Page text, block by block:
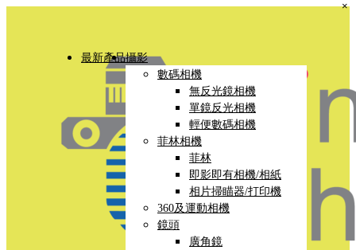
最新產品攝影
數碼相機
無反光鏡相機
單鏡反光相機
輕便數碼相機
菲林相機
菲林
即影即有相機/相紙
相片掃瞄器/打印機
360及運動相機
鏡頭
廣角鏡
×